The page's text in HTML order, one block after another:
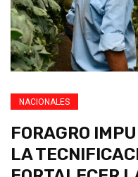
NACIONALES
FORAGRO
LA